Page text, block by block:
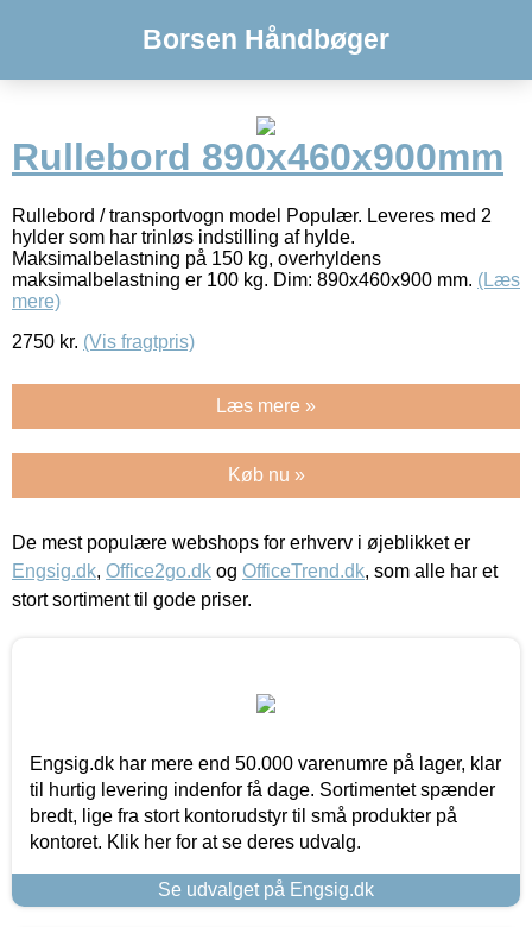
Borsen Håndbøger
Rullebord 890x460x900mm
Rullebord / transportvogn model Populær. Leveres med 2
hylder som har trinløs indstilling af hylde.
Maksimalbelastning på 150 kg, overhyldens
maksimalbelastning er 100 kg. Dim: 890x460x900 mm. (Læs
mere)
2750 kr. (Vis fragtpris)
Læs mere »
Køb nu »
De mest populære webshops for erhverv i øjeblikket er
Engsig.dk, Office2go.dk og OfficeTrend.dk, som alle har et
stort sortiment til gode priser.
Engsig.dk har mere end 50.000 varenumre på lager, klar
til hurtig levering indenfor få dage. Sortimentet spænder
bredt, lige fra stort kontorudstyr til små produkter på
kontoret. Klik her for at se deres udvalg.
Se udvalget på Engsig.dk